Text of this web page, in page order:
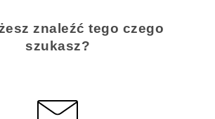
znaleźć tego czego
szukasz?